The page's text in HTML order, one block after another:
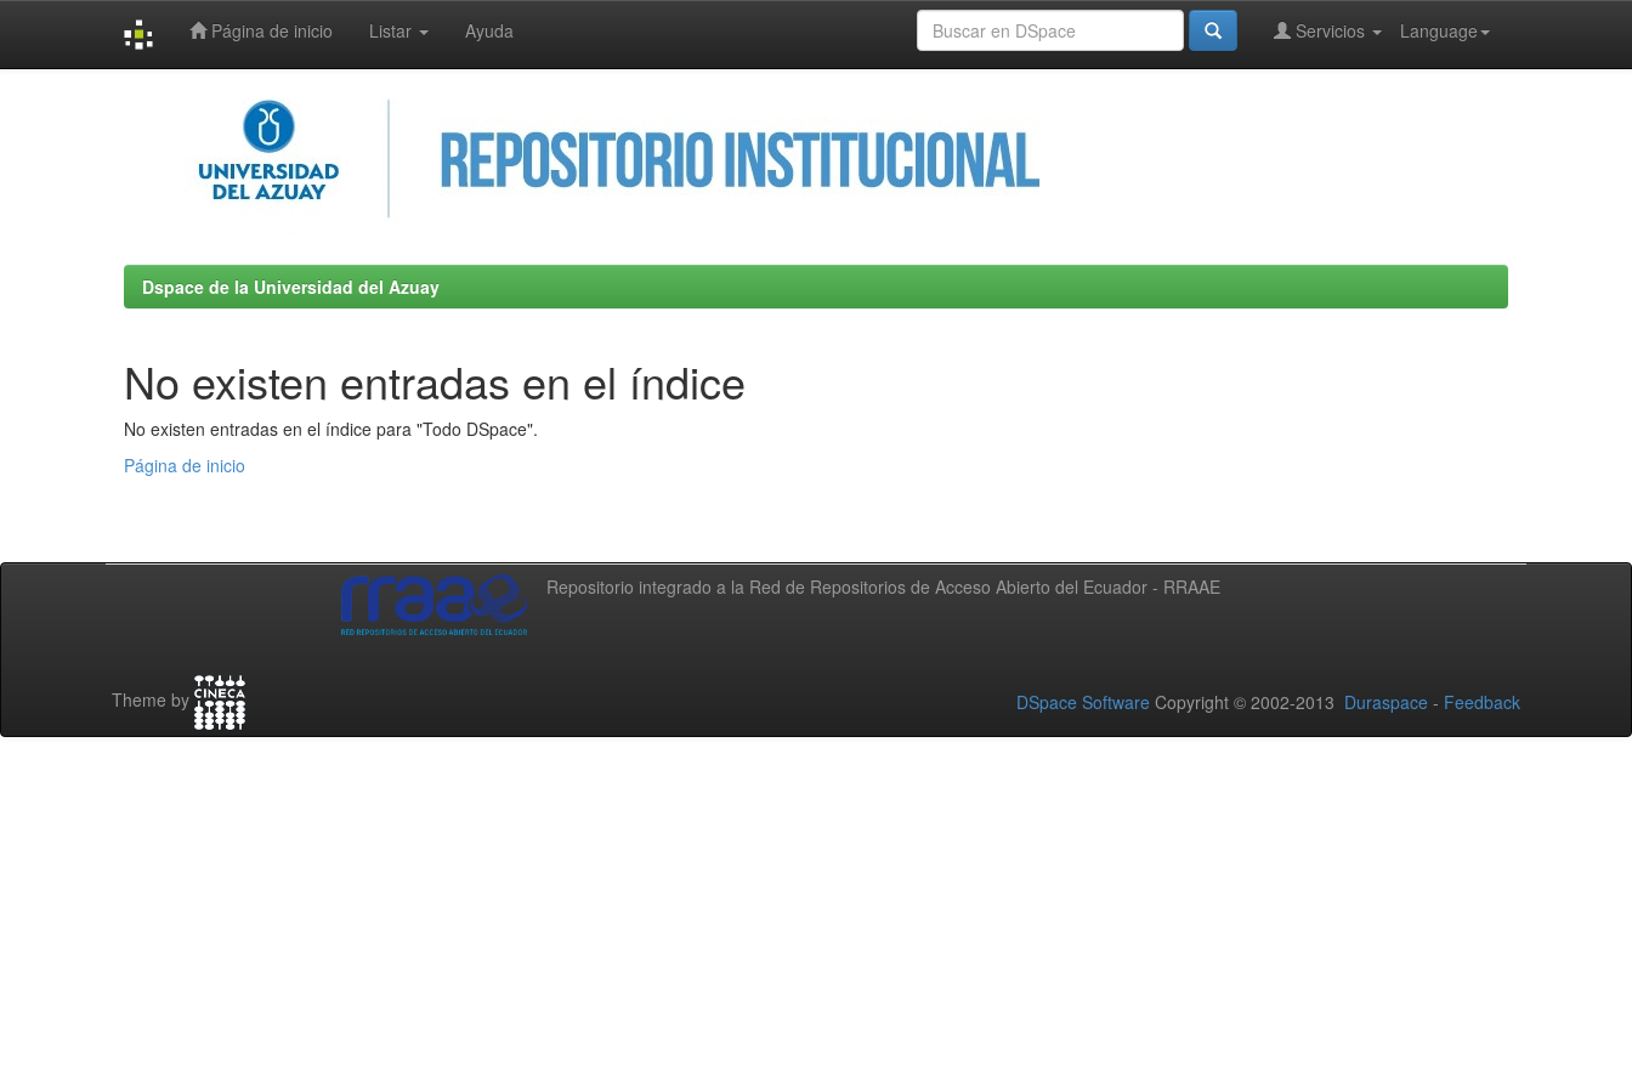
Página de inicio Listar Ayuda Language
Servicios
Dspace de la Universidad del Azuay
No existen entradas en el índice
No existen entradas en el índice para "Todo DSpace".
Página de inicio
Repositorio integrado a la Red de Repositorios de Acceso Abierto del Ecuador - RRAAE
Theme by DSpace Software Copyright © 2002-2013 Duraspace - Feedback